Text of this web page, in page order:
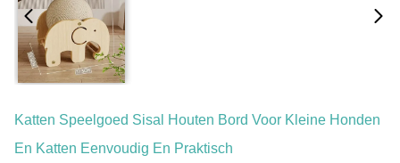
Katten Speelgoed Sisal Houten Bord Voor Kleine Honden
En Katten Eenvoudig En Praktisch